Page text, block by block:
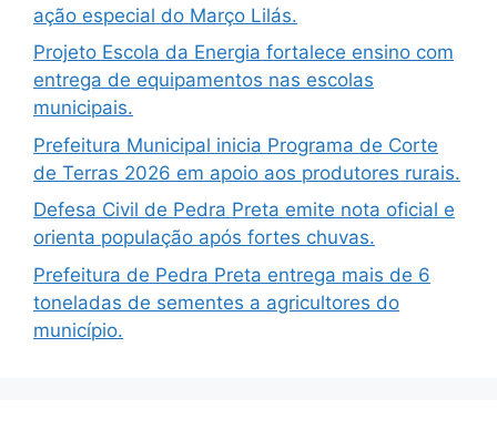
ação especial do Março Lilás.
Projeto Escola da Energia fortalece ensino com
entrega de equipamentos nas escolas
municipais.
Prefeitura Municipal inicia Programa de Corte
de Terras 2026 em apoio aos produtores rurais.
Defesa Civil de Pedra Preta emite nota oficial e
orienta população após fortes chuvas.
Prefeitura de Pedra Preta entrega mais de 6
toneladas de sementes a agricultores do
município.